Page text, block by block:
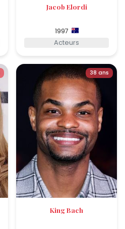
Jacob Elordi
1997
Acteurs
38 ans
King Bach